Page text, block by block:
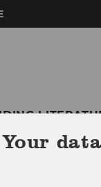
LIBRARY
Your